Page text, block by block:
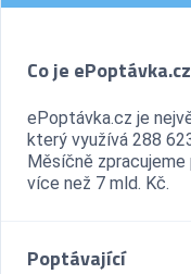
Co je ePoptávka.cz
ePoptávka.cz je
který využívá 288
Měsíčně
více než 7 mld. Kč.
Poptávající